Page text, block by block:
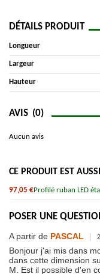
DÉTAILS PRODUIT
Longueur
Largeur
Hauteur
AVIS (0)
Aucun avis
CE PRODUIT EST
Profilé ruban LED
97,05 €
POSER UNE
A partir de PASCAL |
Bonjour j'ai mis dans
dans cette dimension
M. Est il possible d'en